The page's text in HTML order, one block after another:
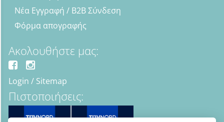
Νέα Εγγραφή / B2B Σύνδεση
Φόρμα απογραφής
Ακολουθήστε μας:
Login / Sitemap
Πιστοποιήσεις: